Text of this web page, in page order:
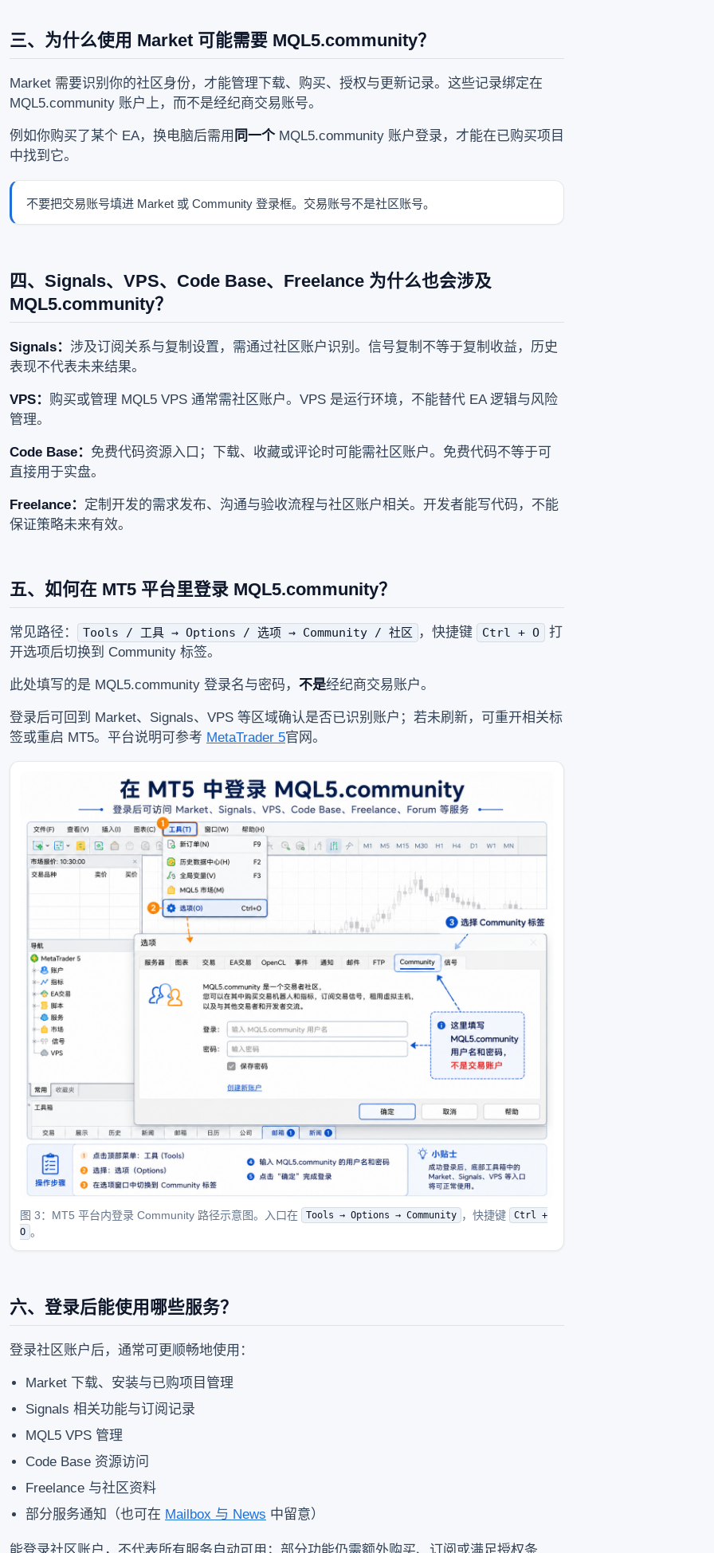
三、为什么使用 Market 可能需要 MQL5.community？
Market 需要识别你的社区身份，才能管理下载、购买、授权与更新记录。这些记录绑定在
MQL5.community 账户上，而不是经纪商交易账号。
例如你购买了某个 EA，换电脑后需用 同一个MQL5.community 账户登录，才能在已购买项目
中找到它。
不要把交易账号填进 Market 或 Community 登录框。交易账号不是社区账号。
四、Signals、VPS、Code Base、Freelance 为什么也会涉及
MQL5.community？
Signals： 涉及订阅关系与复制设置，需通过社区账户识别。信号复制不等于复制收益，历史
表现不代表未来结果。
VPS： 购买或管理 MQL5 VPS 通常需社区账户。VPS 是运行环境，不能替代 EA 逻辑与风险
管理。
Code Base： 免费代码资源入口；下载、收藏或评论时可能需社区账户。免费代码不等于可
直接用于实盘。
Freelance： 定制开发的需求发布、沟通与验收流程与社区账户相关。开发者能写代码，不能
保证策略未来有效。
五、如何在 MT5 平台里登录 MQL5.community？
常见路径： Tools / 工具 → Options / 选项 → Community / 社区 ，快捷键 Ctrl + O
打
开选项后切换到 Community 标签。
此处填写的是 MQL5.community 登录名与密码， 不是经纪商交易账户。
登录后可回到 Market、Signals、VPS 等区域确认是否已识别账户；若未刷新，可重开相关标
签或重启 MT5。平台说明可参考 MetaTrader 5官网。
图 3：MT5 平台内登录 Community 路径示意图。入口在 Tools → Options → Community ，快捷键
Ctrl +
O 。
六、登录后能使用哪些服务？
登录社区账户后，通常可更顺畅地使用：
Market 下载、安装与已购项目管理
Signals 相关功能与订阅记录
MQL5 VPS 管理
Code Base 资源访问
Freelance 与社区资料
部分服务通知（也可在 Mailbox 与 News 中留意）